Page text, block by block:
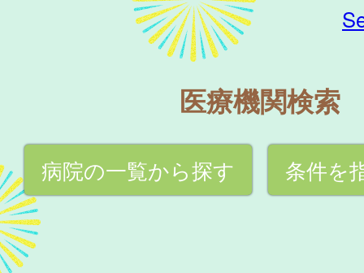
医療機関検索
病院の一覧から探す 条件を